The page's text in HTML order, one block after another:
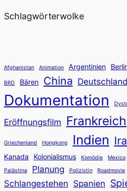
Schlagwörterwolke
Afghanistan Animation Argentinien
BRD Bären China Deutschland
Dokumentation
Eröffnungsfilm Frankreich
Griechenland Hongkong Indien
Kanada Kolonialismus Komödie Mexico
Palästina
Planung Polizistin Roadmovie
Schlangestehen Spanien